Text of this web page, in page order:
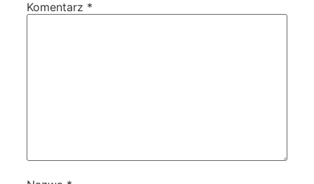
Komentarz *